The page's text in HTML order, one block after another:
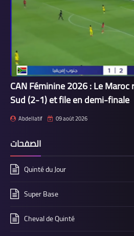
CAN Féminine 2026 : Le
Sud (2-1) et file en demi-finale
Abdellatif 09 août 2026
الصفحات
Quinté du Jour
Super Base
Cheval de Quinté